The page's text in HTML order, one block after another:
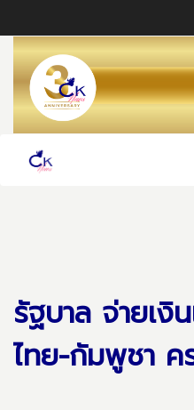
รัฐบาล จ่ายเงิ
ไทย-กัมพูชา